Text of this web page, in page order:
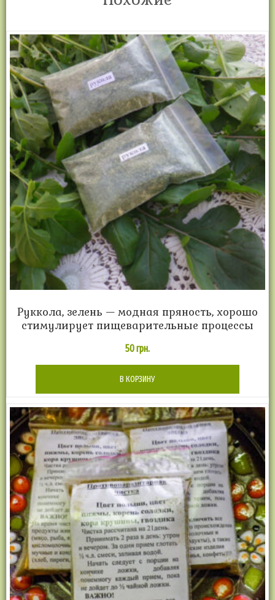
Руккола, зелень — модная пряность, хорошо
стимулирует пищеварительные процессы
50грн.
В КОРЗИНУ